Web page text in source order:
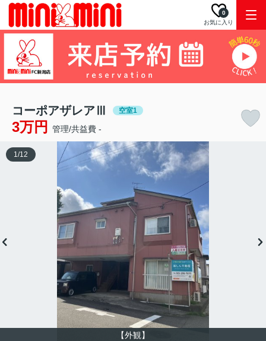
お気に入り
0
コーポアザレアⅢ 空室1
3万円 管理/共益費 -
【外観】
1 /12